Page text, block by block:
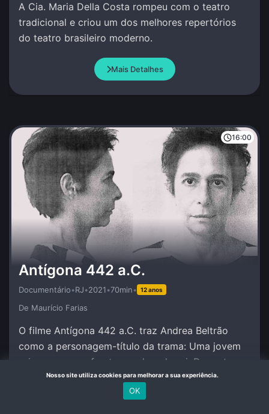
A Cia. Maria Della Costa rompeu com o teatro
tradicional e criou um dos melhores repertórios
do teatro brasileiro moderno.
Mais Detalhes
16:00
Antígona 442 a.C.
Documentário•RJ•2021•70min• 12 anos
De Maurí­cio Farias
O filme Antígona 442 a.C. traz Andrea Beltrão
como a personagem-título da trama: Uma jovem
princesa que enfrenta a ordem do rei. Dramaturgia
de Andrea Beltrão e Amir Haddad.
Mais Detalhes
Nosso site utiliza cookies para melhorar a sua experiência.
OK